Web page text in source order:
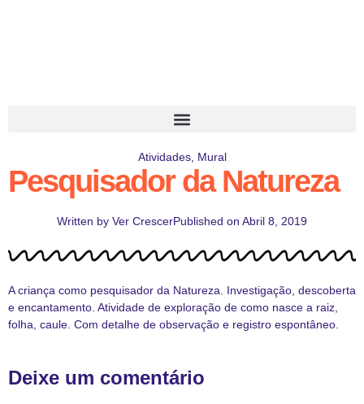
Atividades, Mural
Pesquisador da Natureza
Written by Ver CrescerPublished on Abril 8, 2019
A criança como pesquisador da Natureza. Investigação, descoberta
e encantamento. Atividade de exploração de como nasce a raiz,
folha, caule. Com detalhe de observação e registro espontâneo.
Deixe um comentário